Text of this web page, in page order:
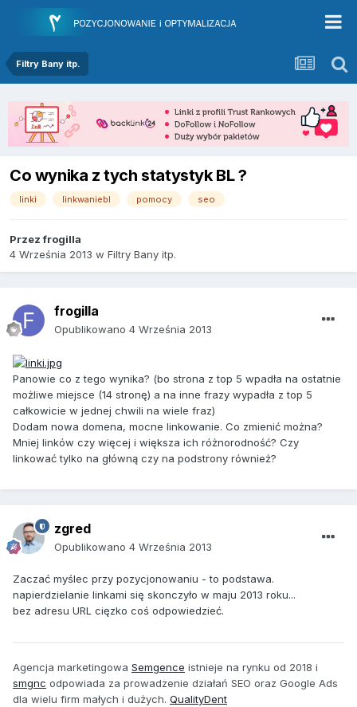
Filtry Bany itp.
Co wynika z tych statystyk BL ?
linki linkwaniebl pomocy seo
Przezfrogilla
4 Września 2013 w Filtry Bany itp.
frogilla
Opublikowano 4 Września 2013
Panowie co z tego wynika? (bo strona z top 5 wpadła na ostatnie
możliwe miejsce (14 stronę) a na inne frazy wypadła z top 5
całkowicie w jednej chwili na wiele fraz)
Dodam nowa domena, mocne linkowanie. Co zmienić można?
Mniej linków czy więcej i większa ich różnorodność? Czy
linkować tylko na główną czy na podstrony również?
zgred
Opublikowano 4 Września 2013
Zaczać myślec przy pozycjonowaniu - to podstawa.
napierdzielanie linkami się skonczyło w maju 2013 roku...
bez adresu URL cięzko coś odpowiedzieć.
Agencja marketingowa Semgence istnieje na rynku od 2018 i
smgnc odpowiada za prowadzenie działań SEO oraz Google Ads
dla wielu firm małych i dużych. QualityDent